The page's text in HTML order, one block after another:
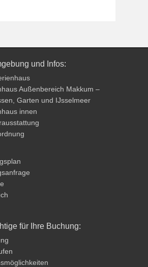
und Infos:
Außenbereich Makkum –
Garten und IJsselmeer
innen
für Ihre Buchung: